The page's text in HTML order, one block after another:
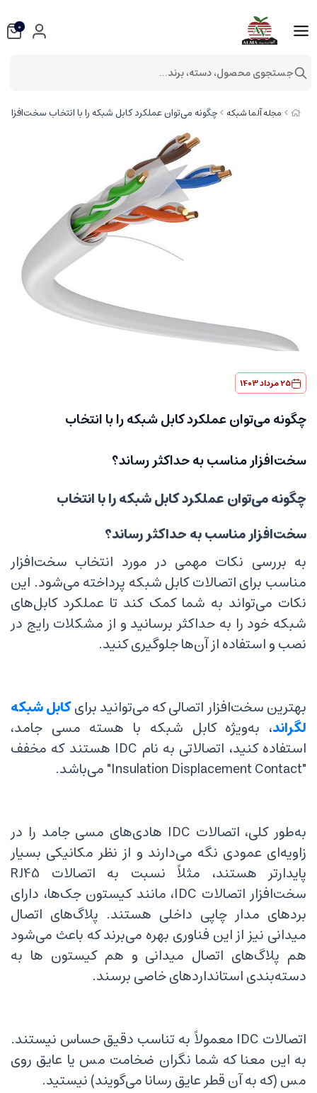
مجله آلما شبکه چگونه می‌توان عملکرد کابل شبکه را با انتخاب
25 مرداد 1403
چگونه می‌توان عملکرد کابل شبکه را با انتخاب
سخت‌افزار مناسب به حداکثر رساند؟
چگونه می‌توان عملکرد کابل شبکه را با انتخاب
سخت‌افزار مناسب به حداکثر رساند؟
به بررسی نکات مهمی در مورد انتخاب سخت‌افزار
مناسب برای اتصالات کابل شبکه پرداخته می‌شود. این
نکات می‌تواند به شما کمک کند تا عملکرد کابل‌های
شبکه خود را به حداکثر برسانید و از مشکلات رایج در
نصب و استفاده از آن‌ها جلوگیری کنید.
بهترین سخت‌افزار اتصالی که می‌توانید برایکابل شبکه
لگراند، به‌ویژه کابل شبکه با هسته مسی جامد،
استفاده کنید، اتصالاتی به نام IDC هستند که مخفف
"Insulation Displacement Contact" می‌باشد.
به‌طور کلی، اتصالات IDC هادی‌های مسی جامد را در
زاویه‌ای عمودی نگه می‌دارند و از نظر مکانیکی بسیار
پایدارتر هستند، مثلاً نسبت به اتصالات RJ45
سخت‌افزار اتصالات IDC، مانند کیستون جک‌ها، دارای
بردهای مدار چاپی داخلی هستند. پلاگ‌های اتصال
میدانی نیز از این فناوری بهره می‌برند که باعث می‌شود
هم پلاگ‌های اتصال میدانی و هم کیستون ها به
دسته‌بندی استانداردهای خاصی برسند.
اتصالات IDC معمولاً به تناسب دقیق حساس نیستند.
به این معنا که شما نگران ضخامت مس یا عایق روی
مس (که به آن قطر عایق رسانا می‌گویند) نیستید.
0
جستجوی محصول، دسته، برند...